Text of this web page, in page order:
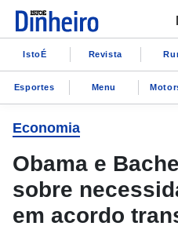
IstoÉ Revista
Esportes Menu
Economia
Obama e
sobre
em acordo